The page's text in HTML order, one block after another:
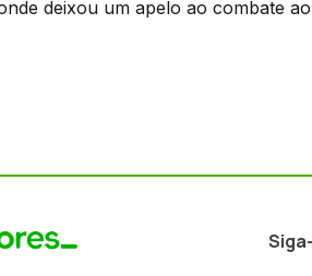
deixou um apelo ao combate